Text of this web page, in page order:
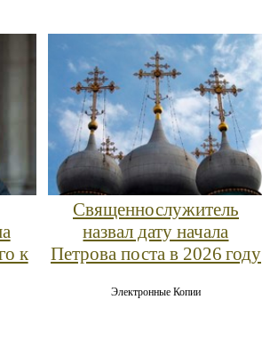
к
Священнослужитель
назвал дату начала
Петрова поста в 2026 году
Электронные Копии